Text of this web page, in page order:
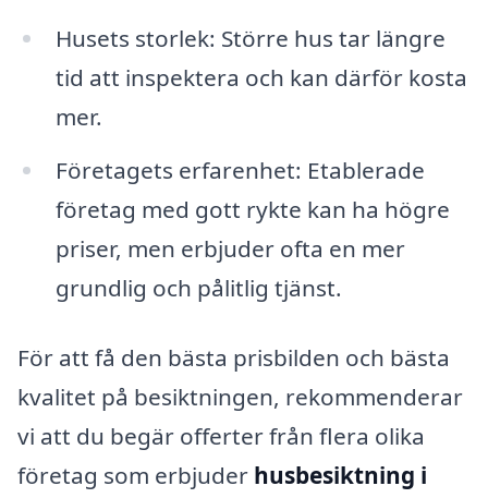
Husets storlek: Större hus tar längre
tid att inspektera och kan därför kosta
mer.
Företagets erfarenhet: Etablerade
företag med gott rykte kan ha högre
priser, men erbjuder ofta en mer
grundlig och pålitlig tjänst.
För att få den bästa prisbilden och bästa
kvalitet på besiktningen, rekommenderar
vi att du begär offerter från flera olika
företag som erbjuder husbesiktning i